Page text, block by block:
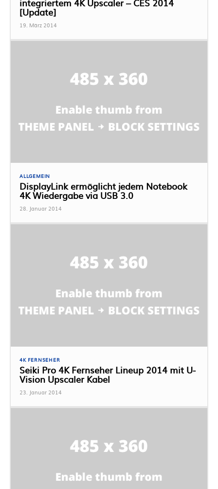
[Update]
19. März 2014
ALLGEMEIN
DisplayLink ermöglicht jedem Notebook
4K Wiedergabe via USB 3.0
28. Januar 2014
4K FERNSEHER
Seiki Pro 4K Fernseher Lineup 2014 mit U-
Vision Upscaler Kabel
23. Januar 2014